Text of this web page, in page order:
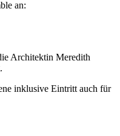
an:
Architektin Meredith
inklusive Eintritt auch für